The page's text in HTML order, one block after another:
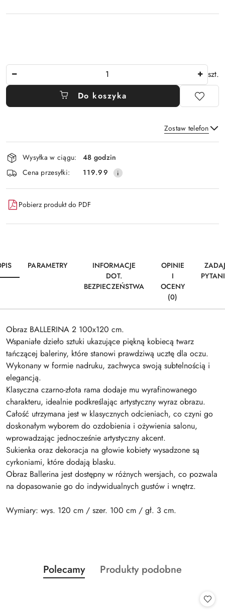
szt.
Do koszyka
Zostaw telefon
Wyślij
Dostępność
i
dostawa
Wysyłka w ciągu:
48 godzin
Cena przesyłki:
119.99
Pobierz produkt do PDF
PARAMETRY
INFORMACJE
DOT.
BEZPIECZEŃSTWA
OPINIE
I
OCENY
(0)
Obraz BALLERINA 2 100x120 cm.
Wspaniałe dzieło sztuki ukazujące piękną kobiecą twarz
tańczącej baleriny, które stanowi prawdziwą ucztę dla oczu.
Wykonany w formie nadruku, zachwyca swoją subtelnością i
elegancją.
Klasyczna czarno-złota rama dodaje mu wyrafinowanego
charakteru, idealnie podkreślając artystyczny wyraz obrazu.
Całość utrzymana jest w klasycznych odcieniach, co czyni go
doskonałym wyborem do ozdobienia i ożywienia salonu,
wprowadzając jednocześnie artystyczny akcent.
Sukienka oraz dekoracja na głowie kobiety wysadzone są
cyrkoniami, które dodają blasku.
Obraz Ballerina jest dostępny w różnych wersjach, co pozwala
na dopasowanie go do indywidualnych gustów i wnętrz.
Wymiary: wys. 120 cm / szer. 100 cm / gł. 3 cm.
Pomiń karuzelę produktów
Produkty
o
Polecamy
Produkty
Produkty podobne